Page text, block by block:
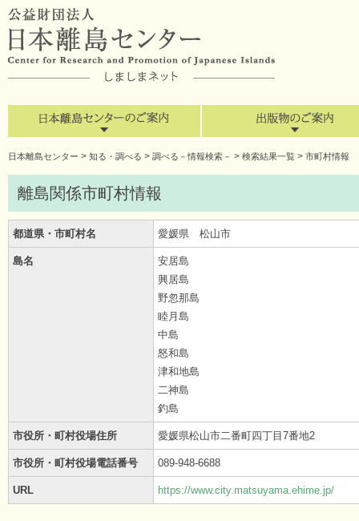
日本離島センター > 知る・調べる > 調べる－情報検索－ > 検索結果一覧 > 市町村情報
離島関係市町村情報
都道県・市町村名 愛媛県 松山市
島名
安居島
興居島
野忽那島
睦月島
中島
怒和島
津和地島
二神島
釣島
市役所・町村役場住所 愛媛県松山市二番町四丁目7番地2
市役所・町村役場電話番号 089-948-6688
URL https://www.city.matsuyama.ehime.jp/